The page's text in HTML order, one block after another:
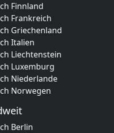
Finnland
Frankreich
Griechenland
Italien
Liechtenstein
Luxemburg
Niederlande
Norwegen
Berlin